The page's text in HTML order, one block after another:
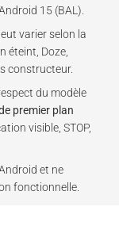
15 (BAL).
varier selon la
éteint, Doze,
constructeur.
du modèle
premier plan
visible, STOP,
et ne
fonctionnelle.